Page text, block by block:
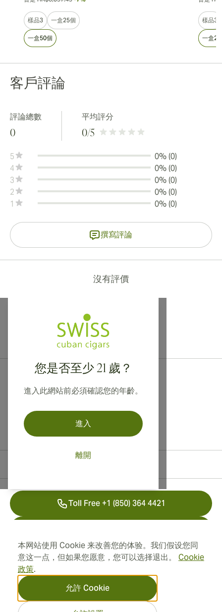
本网站使用 Cookie 来改善您的体验。我们假设您同
意这一点，但如果您愿意，您可以选择退出。 Cookie
政策.
允許 Cookie
樣品3 一盒25個
一盒50個
樣品3
一盒
客戶評論
評論總數
0
平均評分
0/5
5
0% (0)
4
0% (0)
3
0% (0)
2
0% (0)
1
0% (0)
撰寫評論
沒有評價
您是否至少 21 歲？
進入此網站前必須確認您的年齡。
進入
離開
提供寄往加拿大、英國及澳洲的國際運送服務！
資訊
Toll Free +1 (850) 364 4421
info@swisscubancigars.com